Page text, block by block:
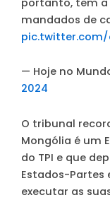
mandados de
pic.twitter.com/
— Hoje no
2024
O tribunal
Mongólia é um
do TPI e que
Estados-Partes
executar as